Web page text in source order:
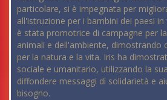
particolare, si è impegnata per
all'istruzione per i bambini dei paesi
è stata promotrice di campagne per
animali e dell'ambiente, dimostrando
per la natura e la vita. Iris ha
sociale e umanitario, utilizzando la
diffondere messaggi di solidarietà e
bisogno.